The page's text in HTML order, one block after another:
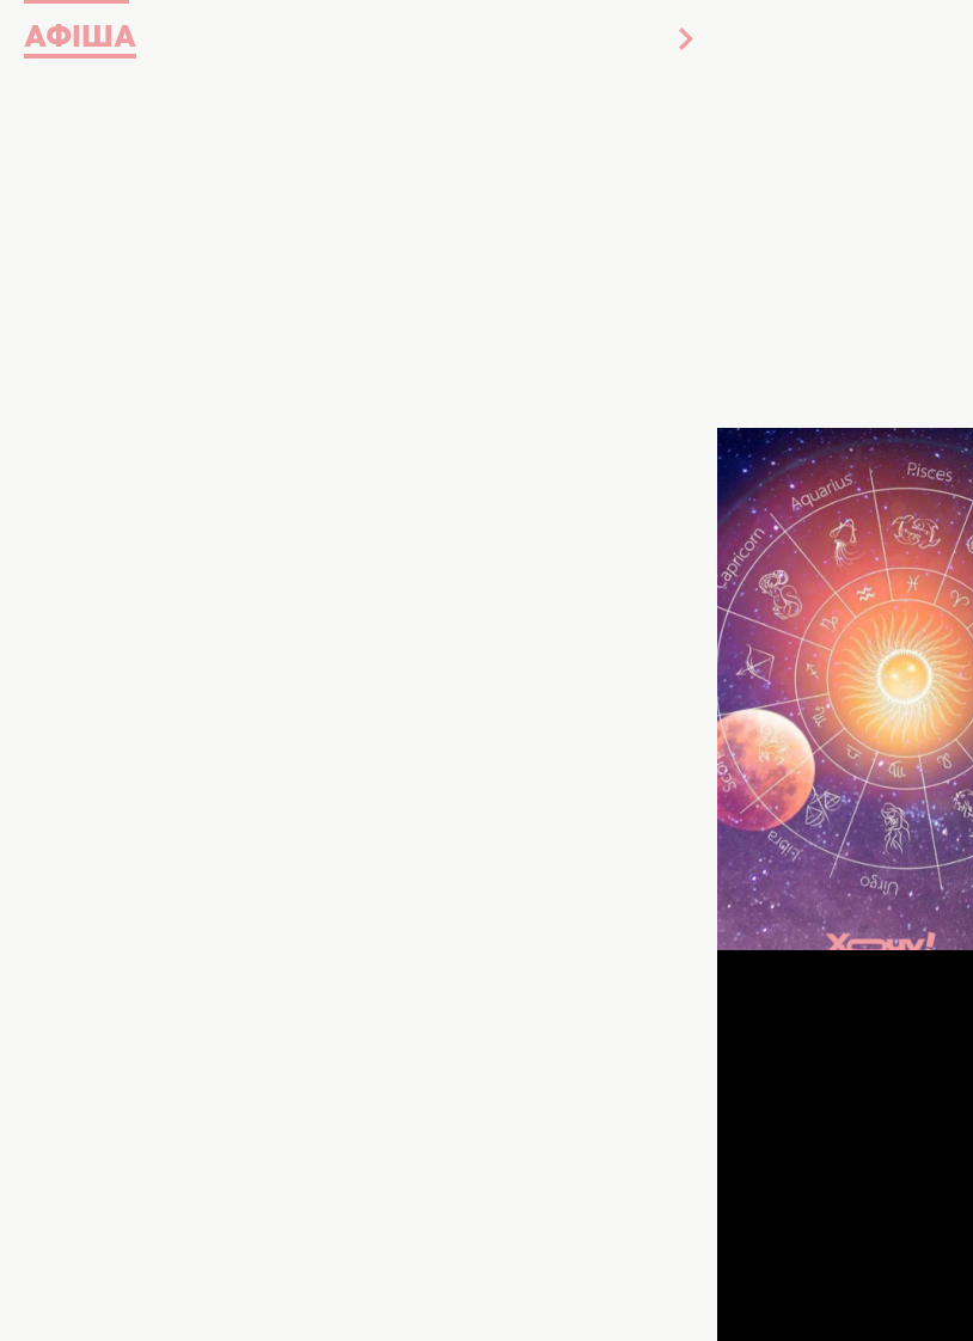
АФІША
У кожного є знайомі, які мають таємні, містичні знання. З ними комфортно та
цікаво спілкуватися всім оточуючим. Часто люди кажуть, що вони — особливі
мудреці, які мають дар від Всесвіту. Ми уже писали, які знаки Зодіаку
, а тепер розкажемо, хто по гороскопу —
Ці люди мають надзвичайно потужну інтуїцію, і завжди знають, як зарадити
іншим. Вони мудрі не по своїх роках. І цей дар проявляється уже з юних років.